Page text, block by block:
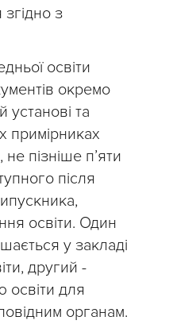
з
освіти
окремо
установі та
примірниках
, не пізніше п’яти
після
освіти. Один
у закладі
другий -
освіти для
органам.